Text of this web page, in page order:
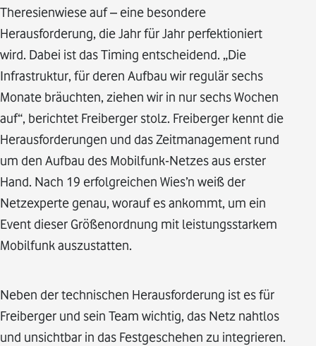
Theresienwiese auf – eine besondere
Herausforderung, die Jahr für Jahr perfektioniert
wird. Dabei ist das Timing entscheidend. „Die
Infrastruktur, für deren Aufbau wir regulär sechs
Monate bräuchten, ziehen wir in nur sechs Wochen
auf“, berichtet Freiberger stolz. Freiberger kennt die
Herausforderungen und das Zeitmanagement rund
um den Aufbau des Mobilfunk-Netzes aus erster
Hand. Nach 19 erfolgreichen Wies’n weiß der
Netzexperte genau, worauf es ankommt, um ein
Event dieser Größenordnung mit leistungsstarkem
Mobilfunk auszustatten.
Neben der technischen Herausforderung ist es für
Freiberger und sein Team wichtig, das Netz nahtlos
und unsichtbar in das Festgeschehen zu integrieren.